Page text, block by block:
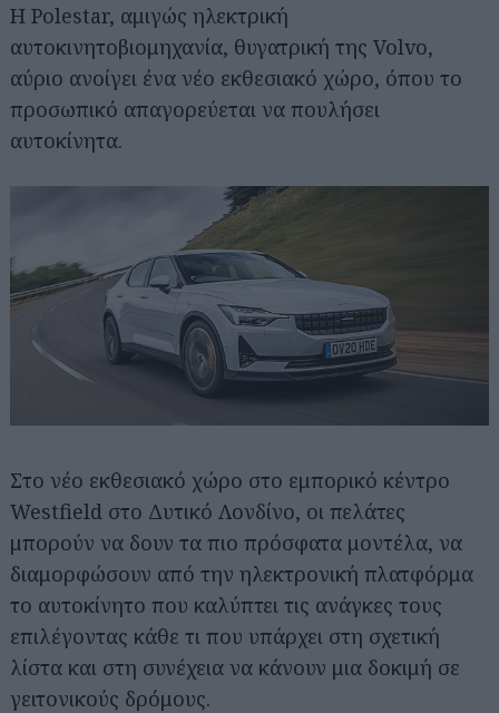
Η Polestar, αμιγώς ηλεκτρική
αυτοκινητοβιομηχανία, θυγατρική της Volvo,
αύριο ανοίγει ένα νέο εκθεσιακό χώρο, όπου το
προσωπικό απαγορεύεται να πουλήσει
αυτοκίνητα.
Στο νέο εκθεσιακό χώρο στο εμπορικό κέντρο
Westfield στο Δυτικό Λονδίνο, οι πελάτες
μπορούν να δουν τα πιο πρόσφατα μοντέλα, να
διαμορφώσουν από την ηλεκτρονική πλατφόρμα
το αυτοκίνητο που καλύπτει τις ανάγκες τους
επιλέγοντας κάθε τι που υπάρχει στη σχετική
λίστα και στη συνέχεια να κάνουν μια δοκιμή σε
γειτονικούς δρόμους.